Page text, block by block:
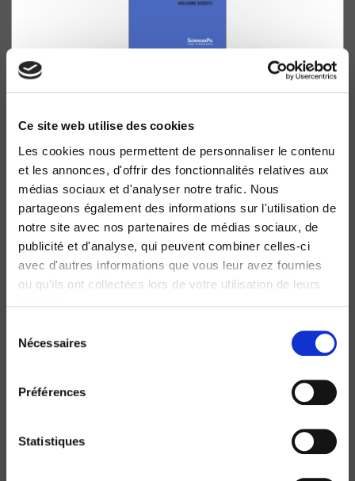
Ce site web utilise des cookies
Les cookies nous permettent de personnaliser le contenu
et les annonces, d'offrir des fonctionnalités relatives aux
médias sociaux et d'analyser notre trafic. Nous
partageons également des informations sur l'utilisation de
notre site avec nos partenaires de médias sociaux, de
publicité et d'analyse, qui peuvent combiner celles-ci
avec d'autres informations que vous leur avez fournies
ou qu'ils ont collectées lors de votre utilisation de leurs
Nécessaires
Préférences
Statistiques
Le Parlement européen contre la démocratie ?
Repenser le parlementarisme transnational
Professeurs de droit et légitimation de l'État en France
(1870-1914)